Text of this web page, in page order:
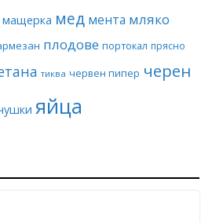
мащерка мед мента мляко
плодове портокал прясно
тиква червен пипер черен
яйца